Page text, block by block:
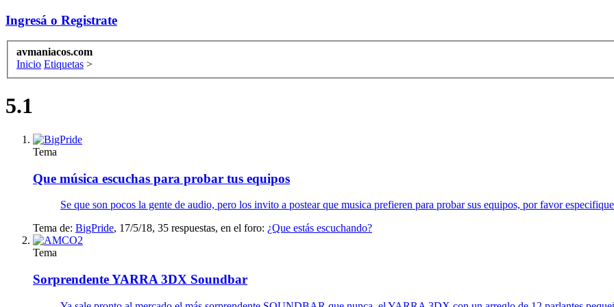
Ingresá o Registrate
avmaniacos.com
Inicio Etiquetas >
5.1
Tema
Que música escuchas para probar tus equipos
Se que son pocos la gente de audio, pero los invito a postear que musica prefieren para probar sus equipos, por favor
Tema de: BigPride, 17/5/18, 35 respuestas, en el foro: ¿Que estás escuchando?
Tema
Sorprendente YARRA 3DX Soundbar